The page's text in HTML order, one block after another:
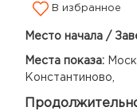
В избранное
Место начала /
Места показа:
Константиново,